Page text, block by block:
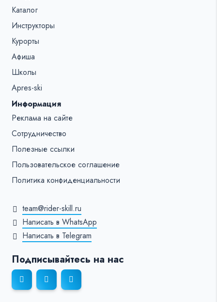
Каталог
Инструкторы
Курорты
Афиша
Школы
Apres-ski
Информация
Реклама на сайте
Сотрудничество
Полезные ссылки
Пользовательское соглашение
Политика конфиденциальности
team@rider-skill.ru
Написать в WhatsApp
Написать в Telegram
Подписывайтесь на нас